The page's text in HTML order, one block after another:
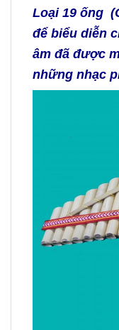
Loại 19 ống
để biểu diễn
âm đã được
những nhạc